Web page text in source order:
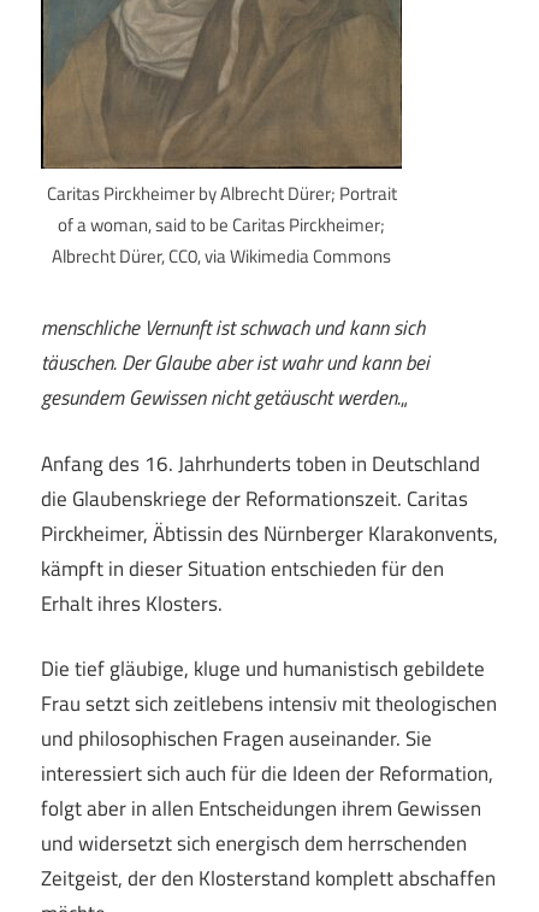
Caritas Pirckheimer by Albrecht Dürer; Portrait
of a woman, said to be Caritas Pirckheimer;
Albrecht Dürer, CC0, via Wikimedia Commons
menschliche Vernunft ist schwach und kann sich
täuschen. Der Glaube aber ist wahr und kann bei
gesundem Gewissen nicht getäuscht werden.„
Anfang des 16. Jahrhunderts toben in Deutschland
die Glaubenskriege der Reformationszeit. Caritas
Pirckheimer, Äbtissin des Nürnberger Klarakonvents,
kämpft in dieser Situation entschieden für den
Erhalt ihres Klosters.
Die tief gläubige, kluge und humanistisch gebildete
Frau setzt sich zeitlebens intensiv mit theologischen
und philosophischen Fragen auseinander. Sie
interessiert sich auch für die Ideen der Reformation,
folgt aber in allen Entscheidungen ihrem Gewissen
und widersetzt sich energisch dem herrschenden
Zeitgeist, der den Klosterstand komplett abschaffen